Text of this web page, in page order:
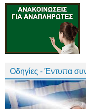
Οδηγίες - Έντυπα